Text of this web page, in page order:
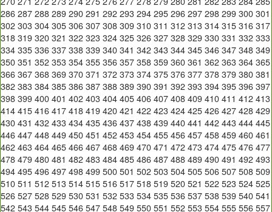
286 287 288 289 290 291 292 293 294 295 296 297 298 299 300 301
302 303 304 305 306 307 308 309 310 311 312 313 314 315 316 317
318 319 320 321 322 323 324 325 326 327 328 329 330 331 332 333
334 335 336 337 338 339 340 341 342 343 344 345 346 347 348 349
350 351 352 353 354 355 356 357 358 359 360 361 362 363 364 365
366 367 368 369 370 371 372 373 374 375 376 377 378 379 380 381
382 383 384 385 386 387 388 389 390 391 392 393 394 395 396 397
398 399 400 401 402 403 404 405 406 407 408 409 410 411 412 413
414 415 416 417 418 419 420 421 422 423 424 425 426 427 428 429
430 431 432 433 434 435 436 437 438 439 440 441 442 443 444 445
446 447 448 449 450 451 452 453 454 455 456 457 458 459 460 461
462 463 464 465 466 467 468 469 470 471 472 473 474 475 476 477
478 479 480 481 482 483 484 485 486 487 488 489 490 491 492 493
494 495 496 497 498 499 500 501 502 503 504 505 506 507 508 509
510 511 512 513 514 515 516 517 518 519 520 521 522 523 524 525
526 527 528 529 530 531 532 533 534 535 536 537 538 539 540 541
542 543 544 545 546 547 548 549 550 551 552 553 554 555 556 557